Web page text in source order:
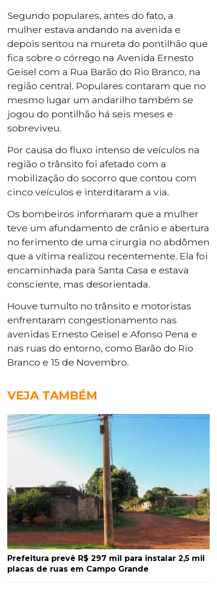
Segundo populares, antes do fato, a
mulher estava andando na avenida e
depois sentou na mureta do pontilhão que
fica sobre o córrego na Avenida Ernesto
Geisel com a Rua Barão do Rio Branco, na
região central. Populares contaram que no
mesmo lugar um andarilho também se
jogou do pontilhão há seis meses e
sobreviveu.
Por causa do fluxo intenso de veículos na
região o trânsito foi afetado com a
mobilização do socorro que contou com
cinco veículos e interditaram a via.
Os bombeiros informaram que a mulher
teve um afundamento de crânio e abertura
no ferimento de uma cirurgia no abdômen
que a vítima realizou recentemente. Ela foi
encaminhada para Santa Casa e estava
consciente, mas desorientada.
Houve tumulto no trânsito e motoristas
enfrentaram congestionamento nas
avenidas Ernesto Geisel e Afonso Pena e
nas ruas do entorno, como Barão do Rio
Branco e 15 de Novembro.
VEJA TAMBÉM
Prefeitura prevê R$ 297 mil para instalar 2,5 mil
placas de ruas em Campo Grande